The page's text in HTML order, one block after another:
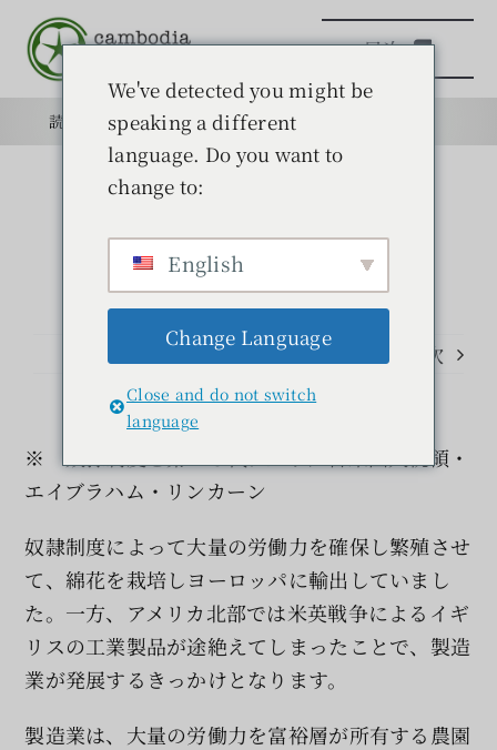
キ
目次
読みもの
学ぶ
索
…
読みもの 目的
前のページ 次
※ 奴隷制度と第１６代アメリカ合衆国大統領・
エイブラハム・リンカーン
奴隷制度によって大量の労働力を確保し繁殖させ
て、綿花を栽培しヨーロッパに輸出していまし
た。一方、アメリカ北部では米英戦争によるイギ
リスの工業製品が途絶えてしまったことで、製造
業が発展するきっかけとなります。
製造業は、大量の労働力を富裕層が所有する農園
We've detected you might be
speaking a different
language. Do you want to
change to:
English
Change Language
Close and do not switch
language